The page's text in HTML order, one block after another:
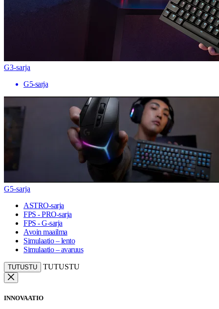
G3-sarja
G5-sarja
G5-sarja
ASTRO-sarja
FPS - PRO-sarja
FPS - G-sarja
Avoin maailma
Simulaatio – lento
Simulaatio – avaruus
TUTUSTU TUTUSTU
INNOVAATIO